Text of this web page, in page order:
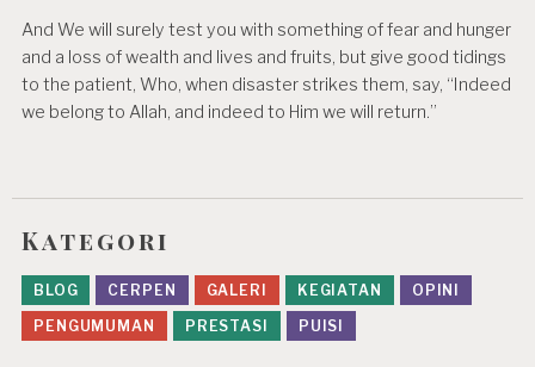
And We will surely test you with something of fear and hunger
and a loss of wealth and lives and fruits, but give good tidings
to the patient, Who, when disaster strikes them, say, “Indeed
we belong to Allah, and indeed to Him we will return.”
Kategori
BLOG CERPEN GALERI KEGIATAN
OPINI
PENGUMUMAN
PRESTASI PUISI